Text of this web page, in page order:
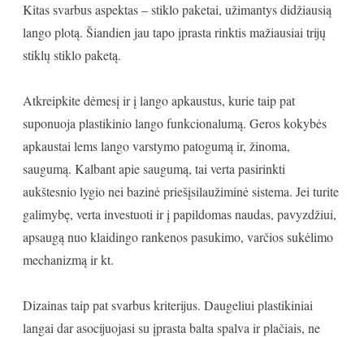
Kitas svarbus aspektas – stiklo paketai, užimantys didžiausią
lango plotą. Šiandien jau tapo įprasta rinktis mažiausiai trijų
stiklų stiklo paketą.
Atkreipkite dėmesį ir į lango apkaustus, kurie taip pat
suponuoja plastikinio lango funkcionalumą. Geros kokybės
apkaustai lems lango varstymo patogumą ir, žinoma,
saugumą. Kalbant apie saugumą, tai verta pasirinkti
aukštesnio lygio nei bazinė priešįsilaužiminė sistema. Jei turite
galimybę, verta investuoti ir į papildomas naudas, pavyzdžiui,
apsaugą nuo klaidingo rankenos pasukimo, varčios sukėlimo
mechanizmą ir kt.
Dizainas taip pat svarbus kriterijus. Daugeliui plastikiniai
langai dar asocijuojasi su įprasta balta spalva ir plačiais, ne